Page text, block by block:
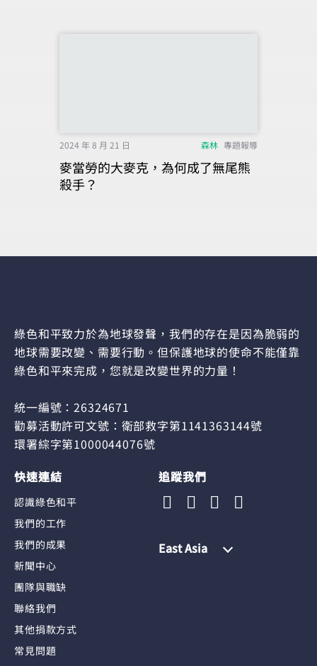
2024 年 8 月 21 日 森林 專題報導
麥當勞的大麥克，為何成了無尾熊
殺手？
綠色和平致力於為地球發聲，我們的存在是因為脆弱的
地球需要改變、需要行動。但保護地球的使命不能僅靠
綠色和平來完成，您就是改變世界的力量！
統一編號：26324671
勸募活動許可文號：衛部救字第1141363144號
環署綜字第1000044076號
快速連結
認識綠色和平
我們的工作
我們的成果
新聞中心
團隊與職缺
聯絡我們
其他捐款方式
常見問題
追蹤我們
East Asia